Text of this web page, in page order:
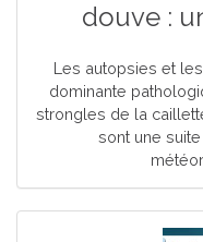
douve :
Les autopsies et
dominante
strongles de la
sont une